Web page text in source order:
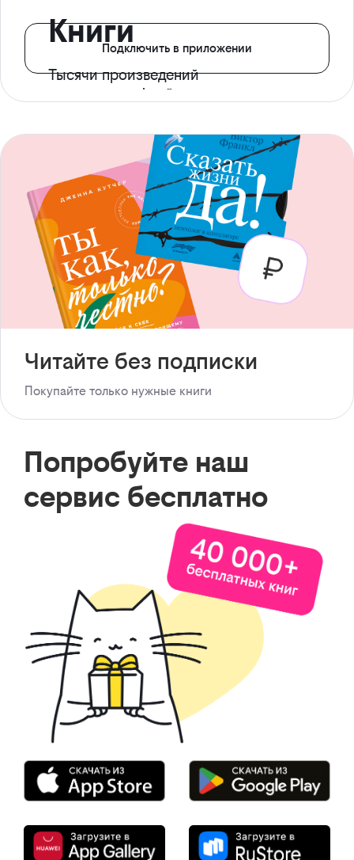
Книги
Тысячи произведений
с доступом офлайн
Подключить в приложении
Читайте без подписки
Покупайте только нужные книги
Попробуйте наш
сервис бесплатно